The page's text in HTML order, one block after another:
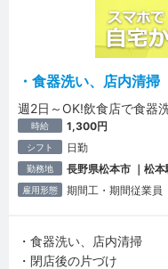
・食器洗い、店内清掃
週2日～OK!飲食店で食器
時給 1,300円
シフト 日勤
勤務地 長野県松本市 ｜松本
雇用形態 期間工・期間従業員
・食器洗い、店内清掃
・閉店後の片づけ